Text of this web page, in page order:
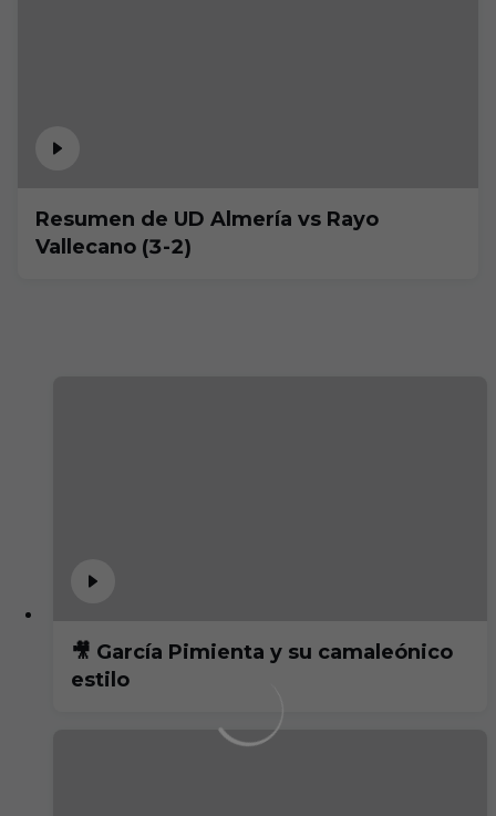
Resumen de UD Almería vs Rayo
Vallecano (3-2)
🎥 García Pimienta y su camaleónico
estilo